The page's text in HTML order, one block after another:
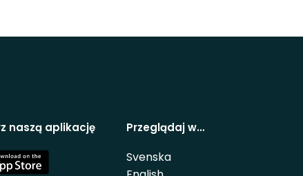
naszą aplikację Przeglądaj w…
Svenska